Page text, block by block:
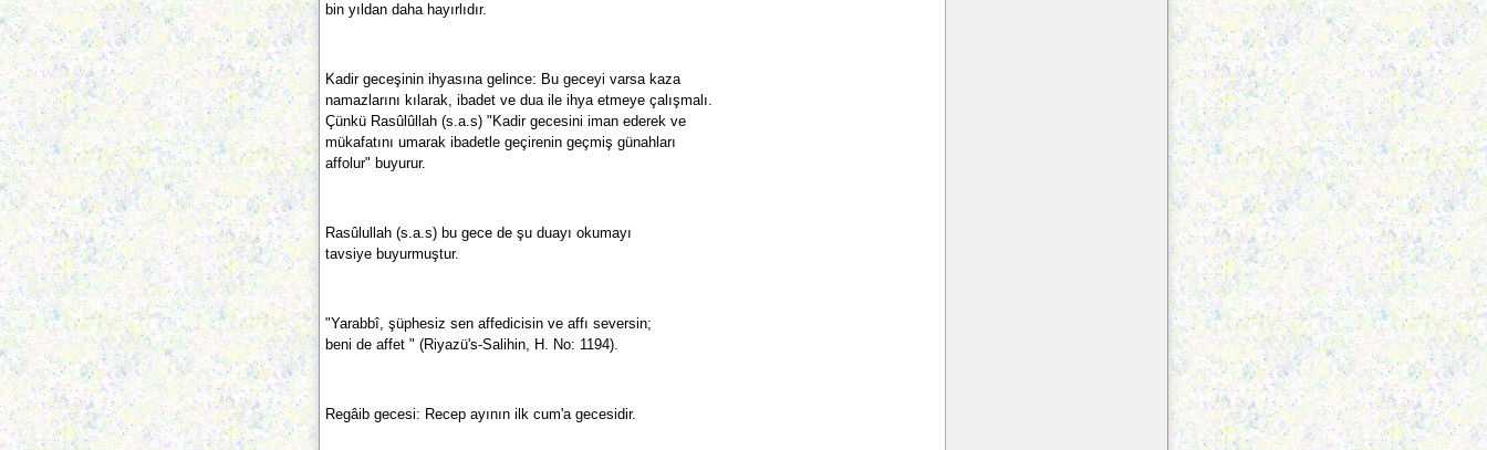
bin yıldan daha hayırlıdır.
Kadir geceşinin ihyasına gelince: Bu geceyi varsa kaza
namazlarını kılarak, ibadet ve dua ile ihya etmeye çalışmalı.
Çünkü Rasûlûllah (s.a.s) "Kadir gecesini iman ederek ve
mükafatını umarak ibadetle geçirenin geçmiş günahları
affolur" buyurur.
Rasûlullah (s.a.s) bu gece de şu duayı okumayı
tavsiye buyurmuştur.
"Yarabbî, şüphesiz sen affedicisin ve affı seversin;
beni de affet " (Riyazü's-Salihin, H. No: 1194).
Regâib gecesi: Recep ayının ilk cum'a gecesidir.